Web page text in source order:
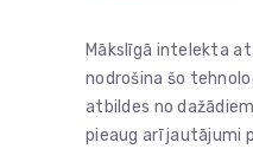
Mākslīgā intelekta
nodrošina šo
atbildes no
pieaug arī jautājumi